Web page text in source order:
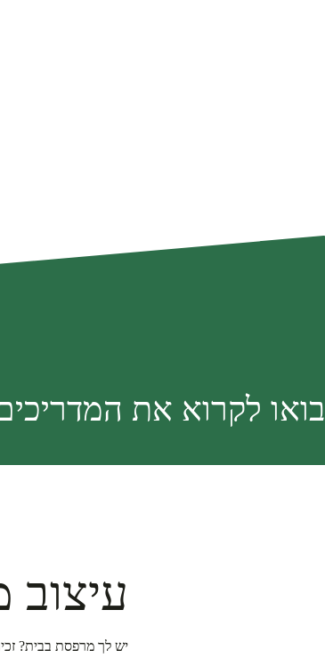
בואו לקרוא את
יש לך מרפסת בבית?